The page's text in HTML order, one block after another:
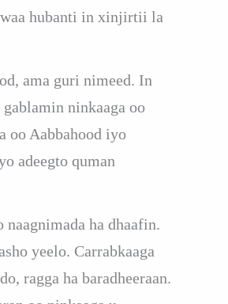
waa hubanti in xinjirtii la
ama guri nimeed. In
ninkaaga oo
oo Aabbahood iyo
adeegto quman
naagnimada ha dhaafin.
yeelo. Carrabkaaga
ragga ha baradheeraan.